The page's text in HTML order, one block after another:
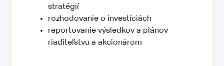
stratégií
rozhodovanie o investíciách
reportovanie výsledkov a plánov
riaditeľstvu a akcionárom